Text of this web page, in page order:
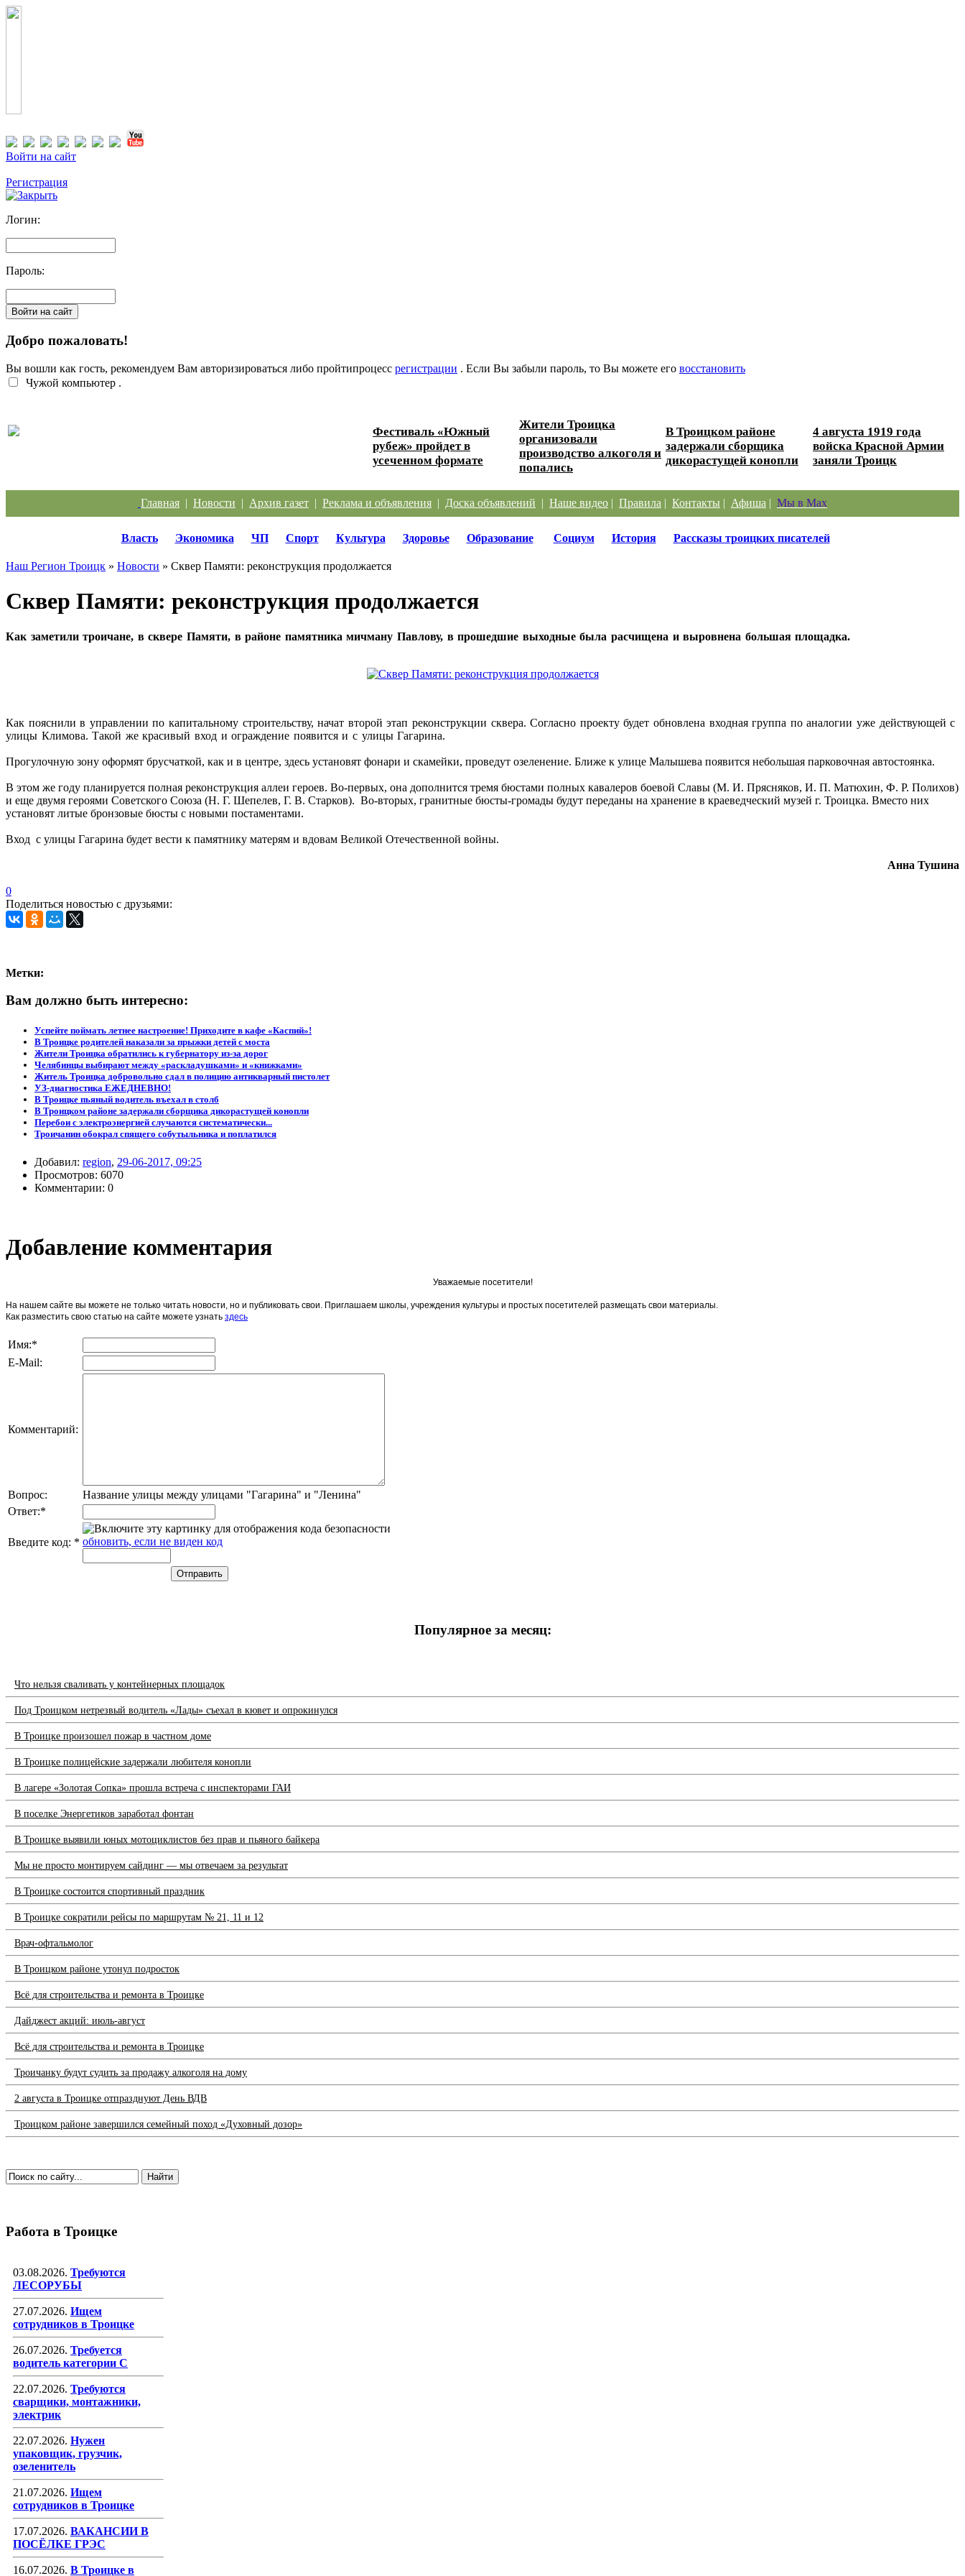
Войти на сайт
Регистрация
Логин:
Пароль:
Добро пожаловать!
Вы вошли как гость, рекомендуем Вам авторизироваться либо пройтипроцесс регистрации . Если Вы забыли пароль, то Вы можете его восстановить
Чужой компьютер .
Фестиваль «Южный
рубеж» пройдет в
усеченном формате
Жители Троицка
организовали
производство алкоголя и
попались
В Троицком районе
задержали сборщика
дикорастущей конопли
4 августа 1919 года
войска Красной Армии
заняли Троицк
Главная | Новости | Архив газет | Реклама и объявления | Доска объявлений | Наше видео | Правила | Контакты | Афиша | Мы в Max
Власть Экономика ЧП Спорт Культура Здоровье Образование Социум История Рассказы троицких писателей
Наш Регион Троицк » Новости » Сквер Памяти: реконструкция продолжается
Сквер Памяти: реконструкция продолжается
Как заметили троичане, в сквере Памяти, в районе памятника мичману Павлову, в прошедшие выходные была расчищена и выровнена большая площадка.
Как пояснили в управлении по капитальному строительству, начат второй этап реконструкции сквера. Согласно проекту будет обновлена входная группа по аналогии уже действующей с
улицы Климова. Такой же красивый вход и ограждение появится и с улицы Гагарина.
Прогулочную зону оформят брусчаткой, как и в центре, здесь установят фонари и скамейки, проведут озеленение. Ближе к улице Малышева появится небольшая парковочная автостоянка.
В этом же году планируется полная реконструкция аллеи героев. Во-первых, она дополнится тремя бюстами полных кавалеров боевой Славы (М. И. Прясняков, И. П. Матюхин, Ф. Р. Полихов)
и еще двумя героями Советского Союза (Н. Г. Шепелев, Г. В. Старков). Во-вторых, гранитные бюсты-громады будут переданы на хранение в краеведческий музей г. Троицка. Вместо них
установят литые бронзовые бюсты с новыми постаментами.
Вход с улицы Гагарина будет вести к памятнику матерям и вдовам Великой Отечественной войны.
Анна Тушина
0
Поделиться новостью с друзьями:
Метки:
Вам должно быть интересно:
Успейте поймать летнее настроение! Приходите в кафе «Каспий»!
В Троицке родителей наказали за прыжки детей с моста
Жители Троицка обратились к губернатору из-за дорог
Челябинцы выбирают между «раскладушками» и «книжками»
Житель Троицка добровольно сдал в полицию антикварный пистолет
УЗ-диагностика ЕЖЕДНЕВНО!
В Троицке пьяный водитель въехал в столб
В Троицком районе задержали сборщика дикорастущей конопли
Перебои с электроэнергией случаются систематически...
Троичанин обокрал спящего собутыльника и поплатился
Добавил: region, 29-06-2017, 09:25
Просмотров: 6070
Комментарии: 0
Добавление комментария
Уважаемые посетители!
На нашем сайте вы можете не только читать новости, но и публиковать свои. Приглашаем школы, учреждения культуры и простых посетителей размещать свои материалы.
Как разместить свою статью на сайте можете узнать здесь
Имя:*
E-Mail:
Комментарий:
Вопрос:
Название улицы между улицами "Гагарина" и "Ленина"
Ответ:*
Введите код: * обновить, если не виден код
Популярное за месяц:
Что нельзя сваливать у контейнерных площадок
Под Троицком нетрезвый водитель «Лады» съехал в кювет и опрокинулся
В Троицке произошел пожар в частном доме
В Троицке полицейские задержали любителя конопли
В лагере «Золотая Сопка» прошла встреча с инспекторами ГАИ
В поселке Энергетиков заработал фонтан
В Троицке выявили юных мотоциклистов без прав и пьяного байкера
Мы не просто монтируем сайдинг — мы отвечаем за результат
В Троицке состоится спортивный праздник
В Троицке сократили рейсы по маршрутам № 21, 11 и 12
Врач-офтальмолог
В Троицком районе утонул подросток
Всё для строительства и ремонта в Троицке
Дайджест акций: июль-август
Всё для строительства и ремонта в Троицке
Троичанку будут судить за продажу алкоголя на дому
2 августа в Троицке отпразднуют День ВДВ
Троицком районе завершился семейный поход «Духовный дозор»
Работа в Троицке
03.08.2026. Требуются
ЛЕСОРУБЫ
27.07.2026. Ищем
сотрудников в Троицке
26.07.2026. Требуется
водитель категории С
22.07.2026. Требуются
сварщики, монтажники,
электрик
22.07.2026. Нужен
упаковщик, грузчик,
озеленитель
21.07.2026. Ищем
сотрудников в Троицке
17.07.2026. ВАКАНСИИ В
ПОСЁЛКЕ ГРЭС
16.07.2026. В Троицке в